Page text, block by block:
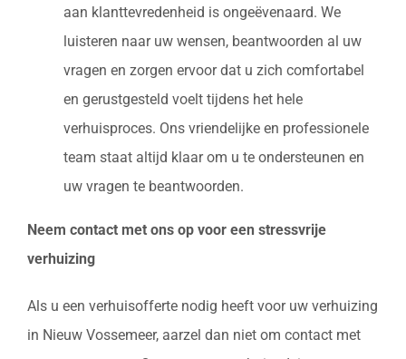
aan klanttevredenheid is ongeëvenaard. We
luisteren naar uw wensen, beantwoorden al uw
vragen en zorgen ervoor dat u zich comfortabel
en gerustgesteld voelt tijdens het hele
verhuisproces. Ons vriendelijke en professionele
team staat altijd klaar om u te ondersteunen en
uw vragen te beantwoorden.
Neem contact met ons op voor een stressvrije
verhuizing
Als u een verhuisofferte nodig heeft voor uw verhuizing
in Nieuw Vossemeer, aarzel dan niet om contact met